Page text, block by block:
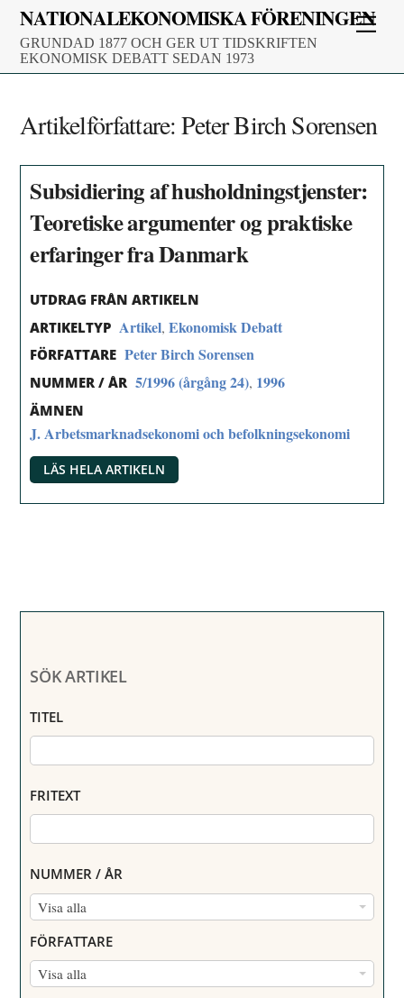
Skip
content
NATIONALEKONOMISKA FÖRENINGEN
GRUNDAD 1877 OCH GER UT TIDSKRIFTEN
EKONOMISK DEBATT SEDAN 1973
Artikelförfattare:Peter Birch Sorensen
Subsidiering af husholdningstjenster:
Teoretiske argumenter og praktiske
erfaringer fra Danmark
UTDRAG FRÅN ARTIKELN
ARTIKELTYP Artikel,Ekonomisk Debatt
FÖRFATTARE Peter Birch Sorensen
NUMMER / ÅR 5/1996 (årgång 24), 1996
ÄMNEN
J. Arbetsmarknadsekonomi och befolkningsekonomi
LÄS HELA ARTIKELN
SÖK ARTIKEL
TITEL
FRITEXT
NUMMER / ÅR
Visa alla
N
M
M
FÖRFATTARE
Visa alla